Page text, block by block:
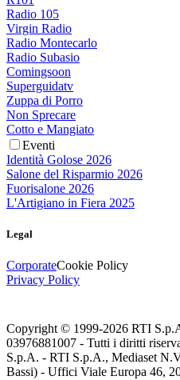
Radio 105
Virgin Radio
Radio Montecarlo
Radio Subasio
Comingsoon
Superguidatv
Zuppa di Porro
Non Sprecare
Cotto e Mangiato
Eventi
Identità Golose 2026
Salone del Risparmio 2026
Fuorisalone 2026
L'Artigiano in Fiera 2025
Legal
CorporateCookie Policy
Privacy Policy
Copyright © 1999-2026 RTI
03976881007 - Tutti i diritti
S.p.A. - RTI S.p.A., Mediaset
Bassi) - Uffici Viale Europa 46,